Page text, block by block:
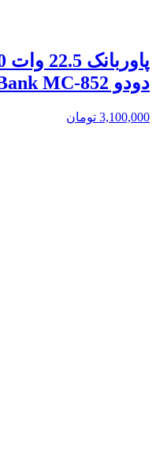
دودو Mcdodo EmoPower Bank MC-852
3,100,000 تومان